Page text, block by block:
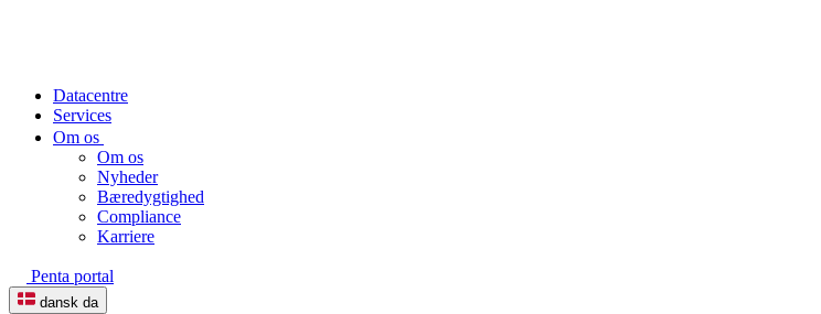
Datacentre
Services
Om os
Om os
Nyheder
Bæredygtighed
Compliance
Karriere
Penta portal
dansk da